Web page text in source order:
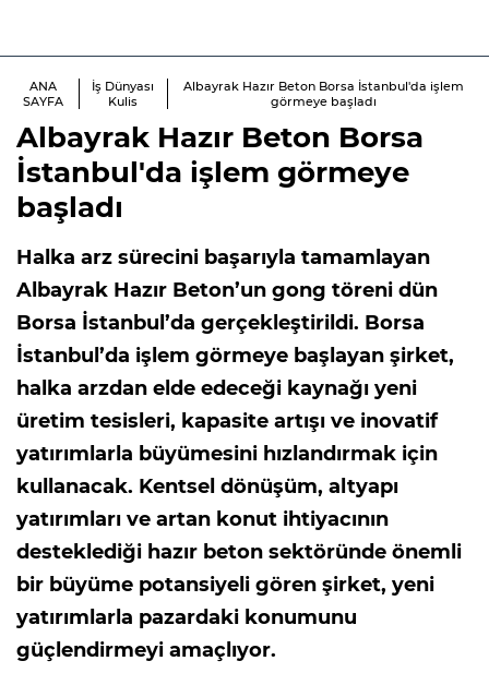
ANA
SAYFA
İş Dünyası
Kulis
Albayrak Hazır Beton Borsa İstanbul'da işlem
görmeye başladı
Albayrak Hazır Beton Borsa
İstanbul'da işlem görmeye
başladı
Halka arz sürecini başarıyla tamamlayan
Albayrak Hazır Beton’un gong töreni dün
Borsa İstanbul’da gerçekleştirildi. Borsa
İstanbul’da işlem görmeye başlayan şirket,
halka arzdan elde edeceği kaynağı yeni
üretim tesisleri, kapasite artışı ve inovatif
yatırımlarla büyümesini hızlandırmak için
kullanacak. Kentsel dönüşüm, altyapı
yatırımları ve artan konut ihtiyacının
desteklediği hazır beton sektöründe önemli
bir büyüme potansiyeli gören şirket, yeni
yatırımlarla pazardaki konumunu
güçlendirmeyi amaçlıyor.